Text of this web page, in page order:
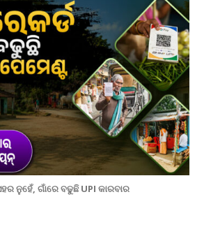
ନୁହେଁ, ଗାଁରେ ବଢୁଛି UPI କାରବାର